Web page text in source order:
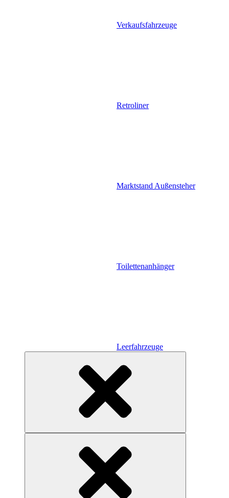
Verkaufsfahrzeuge
Retroliner
Marktstand Außensteher
Toilettenanhänger
Leerfahrzeuge